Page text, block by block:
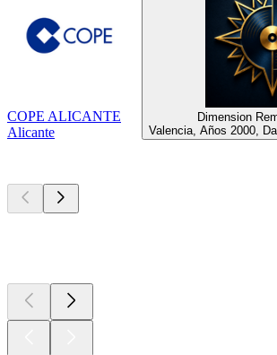
COPE ALICANTE
Alicante
Dimension
Valencia, Años 2000,